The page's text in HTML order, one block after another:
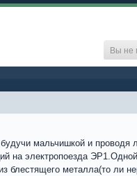
Вы не
мальчишкой и
на электропоезда
блестящего металла(то ли